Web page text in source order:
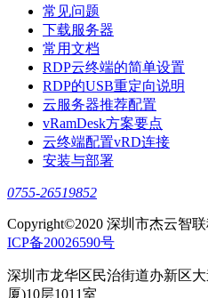
常见问题
下载服务器
常用文档
RDP云终端的简单设置
RDP的USB重定向说明
云服务器推荐配置
vRamDesk方案要点
云终端配置vRD连接
安装与部署
0755-26519852
Copyright©2020 深圳市杰云智
ICP备20026590号
深圳市龙华区民治街道办新区
厦)10层1011室